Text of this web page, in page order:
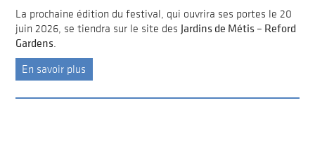
La prochaine édition du festival, qui ouvrira ses portes le 20
juin 2026, se tiendra sur le site des Jardins de Métis – Reford
Gardens
En savoir plus